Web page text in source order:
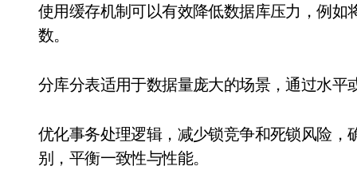
使用缓存机制可以有效降低数据库压力，例
数。
分库分表适用于数据量庞大的场景，通过水
优化事务处理逻辑，减少锁竞争和死锁风险
别，平衡一致性与性能。